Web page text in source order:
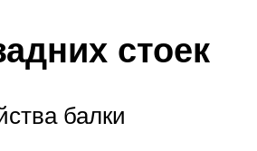
стоек
балки